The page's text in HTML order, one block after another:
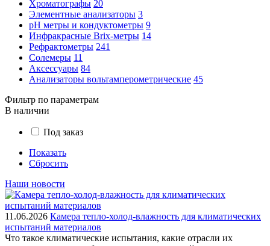
Хроматографы 20
Элементные анализаторы 3
pH метры и кондуктометры 9
Инфракрасные Brix-метры 14
Рефрактометры 241
Солемеры 11
Аксессуары 84
Анализаторы вольтамперометрические 45
Фильтр по параметрам
В наличии
Под заказ
Показать
Сбросить
Наши новости
11.06.2026 Камера тепло-холод-влажность для климатических
испытаний материалов
Что такое климатические испытания, какие отрасли их